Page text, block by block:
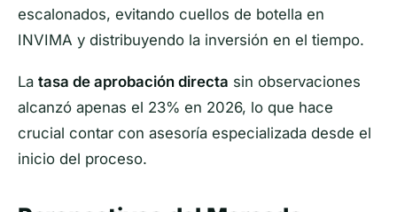
escalonados, evitando cuellos de botella en
INVIMA y distribuyendo la inversión en el tiempo.
La tasa de aprobación directa sin observaciones
alcanzó apenas el 23% en 2026, lo que hace
crucial contar con asesoría especializada desde el
inicio del proceso.